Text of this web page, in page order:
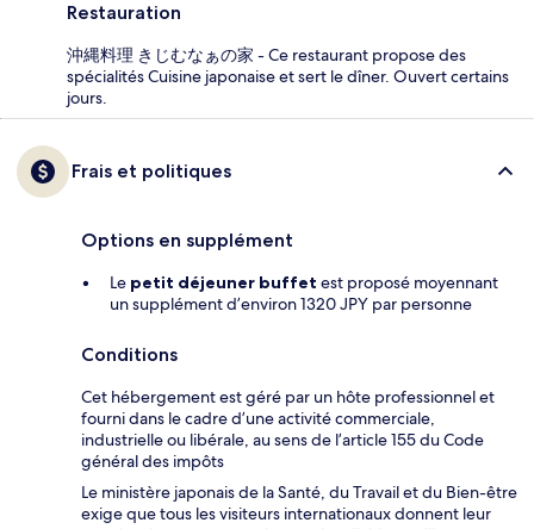
Restauration
沖縄料理 きじむなぁの家 - Ce restaurant propose des
spécialités Cuisine japonaise et sert le dîner. Ouvert certains
jours.
Frais et politiques
Options en supplément
Le petit déjeuner buffet est proposé moyennant
un supplément d’environ 1320 JPY par personne
Conditions
Cet hébergement est géré par un hôte professionnel et
fourni dans le cadre d’une activité commerciale,
industrielle ou libérale, au sens de l’article 155 du Code
général des impôts
Le ministère japonais de la Santé, du Travail et du Bien-être
exige que tous les visiteurs internationaux donnent leur